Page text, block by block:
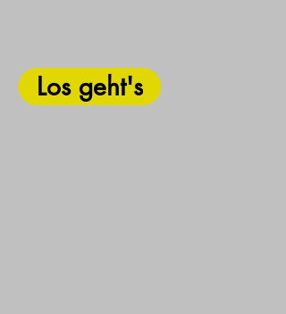
Los geht's